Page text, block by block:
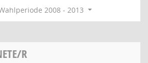
2008 - 2013
R